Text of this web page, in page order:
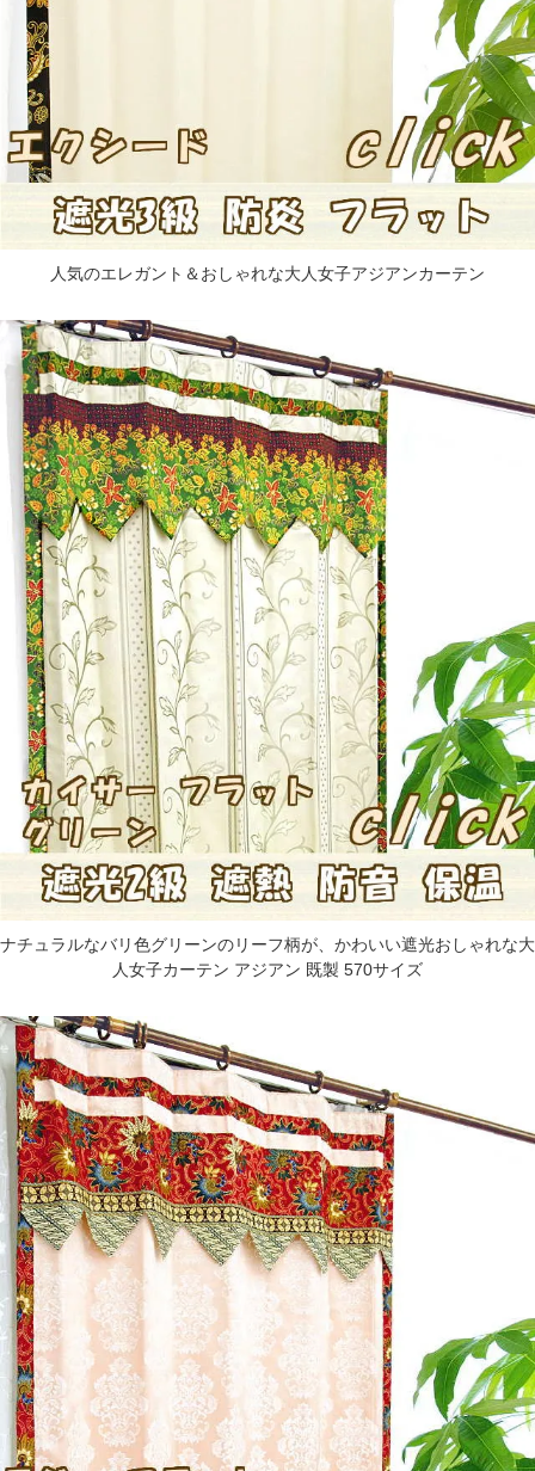
人気のエレガント＆おしゃれな大人女子アジアンカーテン
ナチュラルなバリ色グリーンのリーフ柄が、かわいい遮光おしゃれな大
人女子カーテン アジアン 既製 570サイズ